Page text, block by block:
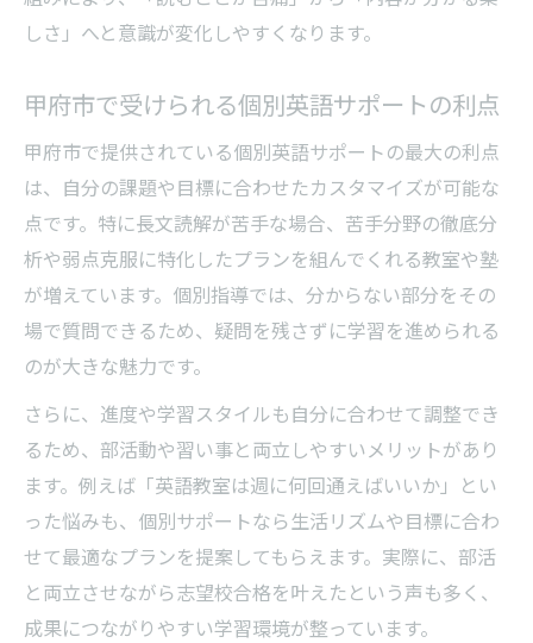
しさ」へと意識が変化しやすくなります。
甲府市で受けられる個別英語サポートの利点
甲府市で提供されている個別英語サポートの最大の利点
は、自分の課題や目標に合わせたカスタマイズが可能な
点です。特に長文読解が苦手な場合、苦手分野の徹底分
析や弱点克服に特化したプランを組んでくれる教室や塾
が増えています。個別指導では、分からない部分をその
場で質問できるため、疑問を残さずに学習を進められる
のが大きな魅力です。
さらに、進度や学習スタイルも自分に合わせて調整でき
るため、部活動や習い事と両立しやすいメリットがあり
ます。例えば「英語教室は週に何回通えばいいか」とい
った悩みも、個別サポートなら生活リズムや目標に合わ
せて最適なプランを提案してもらえます。実際に、部活
と両立させながら志望校合格を叶えたという声も多く、
成果につながりやすい学習環境が整っています。